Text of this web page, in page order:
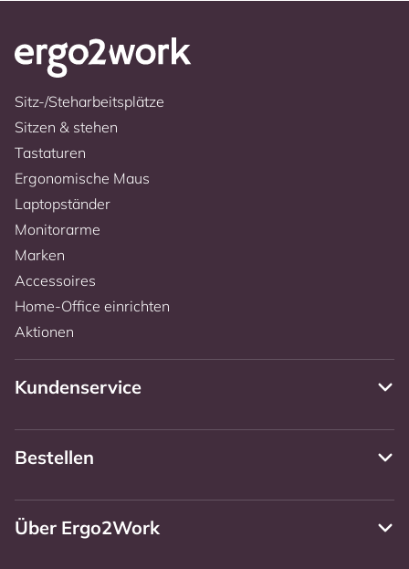
Sitz-/Steharbeitsplätze
Sitzen & stehen
Tastaturen
Ergonomische Maus
Laptopständer
Monitorarme
Marken
Accessoires
Home-Office einrichten
Aktionen
Kundenservice
Bestellen
Über Ergo2Work